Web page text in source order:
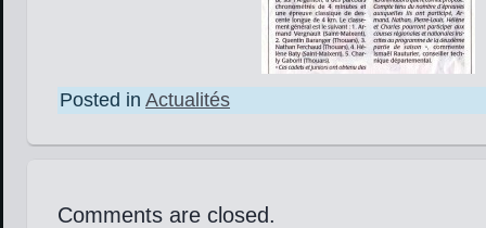
Posted in Actualités
Comments are closed.